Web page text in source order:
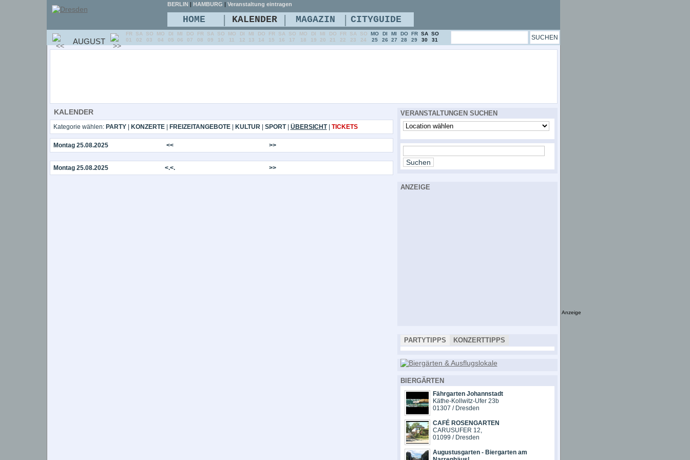
KALENDER
Kategorie wählen: PARTY| KONZERTE| FREIZEITANGEBOTE| KULTUR| SPORT| ÜBERSICHT| TICKETS
Montag 25.08.2025 << >>
Montag 25.08.2025 <.<. >>
VERANSTALTUNGEN SUCHEN
ANZEIGE
PARTYTIPPS KONZERTTIPPS
BIERGÄRTEN
Fährgarten Johannstadt
Käthe-Kollwitz-Ufer 23b
01307 / Dresden
CAFÉ ROSENGARTEN
CARUSUFER 12,
01099 / Dresden
Augustusgarten - Biergarten am
BERLIN | HAMBURG | Veranstaltung eintragen
HOME | KALENDER | MAGAZIN | CITYGUIDE
AUGUST
FR
01
SA
02
SO
03
MO
04
DI
05
MI
06
DO
07
FR
08
SA
09
SO
10
MO
11
DI
12
MI
13
DO
14
FR
15
SA
16
SO
17
MO
18
DI
19
MI
20
DO
21
FR
22
SA
23
SO
24
MO
25
DI
26
MI
27
DO
28
FR
29
SA
30
SO
31
Anzeige